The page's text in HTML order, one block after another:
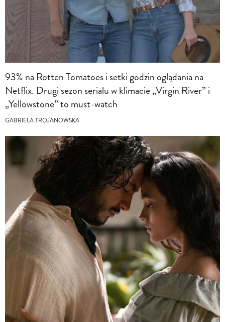
93% na Rotten Tomatoes i setki godzin oglądania na
Netflix. Drugi sezon serialu w klimacie „Virgin River” i
„Yellowstone” to must-watch
GABRIELA TROJANOWSKA